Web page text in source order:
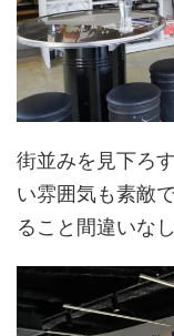
街並みを見下ろ
い雰囲気も素敵
ること間違いな